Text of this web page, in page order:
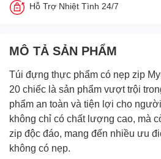
Hỗ Trợ Nhiệt Tình 24/7
MÔ TẢ SẢN PHẨM
Túi đựng thực phẩm có nẹp zip
20 chiếc là sản phẩm vượt trội
phẩm an toàn và tiện lợi cho
không chỉ có chất lượng cao, mà
zip độc đáo, mang đến nhiều ưu
không có nẹp.